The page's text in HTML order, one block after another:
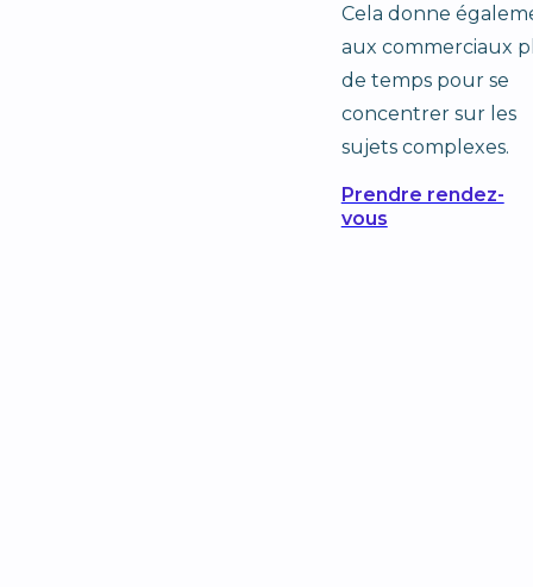
Cela donne
aux commerciaux
de temps pour se
concentrer sur les
sujets complexes.
Prendre rendez-
vous